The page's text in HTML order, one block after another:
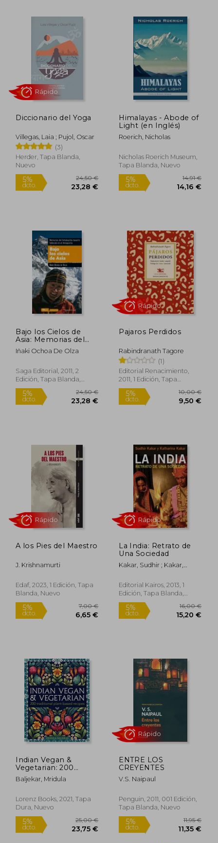
5%
dcto. 43,67 €
5%
dcto.
Diccionario del Yoga
Villegas, Laia ; Pujol, Oscar
(3)
Herder, Tapa Blanda,
Nuevo
5%
dcto.
24,50 €
23,28 €
Rápido
Himalayas - Abode of
Light (en Inglés)
Roerich, Nicholas
Nicholas Roerich Museum,
Tapa Blanda, Nuevo
5%
dcto.
Bajo los Cielos de
Asia: Memorias del
Himalayista Navarro
Fallecido en el
Iñaki Ochoa De Olza
Saga Editorial, 2011, 2
Edición, Tapa Blanda,
Nuevo
Pajaros Perdidos
Rabindranath Tagore
(1)
Editorial Renacimiento,
2011, 1 Edición, Tapa
Blanda, Nuevo
A los Pies del Maestro
J. Krishnamurti
Edaf, 2023, 1 Edición, Tapa
Blanda, Nuevo
Rápido
La India: Retrato de
Una Sociedad
Kakar, Sudhir ; Kakar,
Editorial Kairos, 2013, 1
Edición, Tapa Blanda,
Nuevo
Rápido
Indian Vegan &
Vegetarian: 200
Traditional Plant-
Based Recipes (en
Baljekar, Mridula
Lorenz Books, 2021, Tapa
Dura, Nuevo
ENTRE LOS
CREYENTES
V.S. Naipaul
Penguin, 2011, 001 Edición,
Tapa Blanda, Nuevo